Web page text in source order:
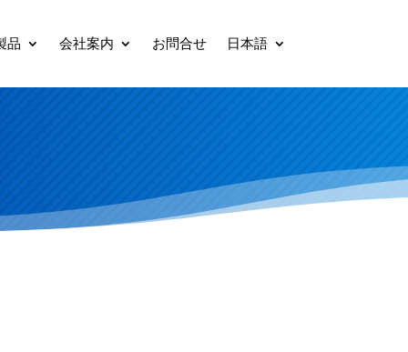
品 会社案内 お問合せ 日本語